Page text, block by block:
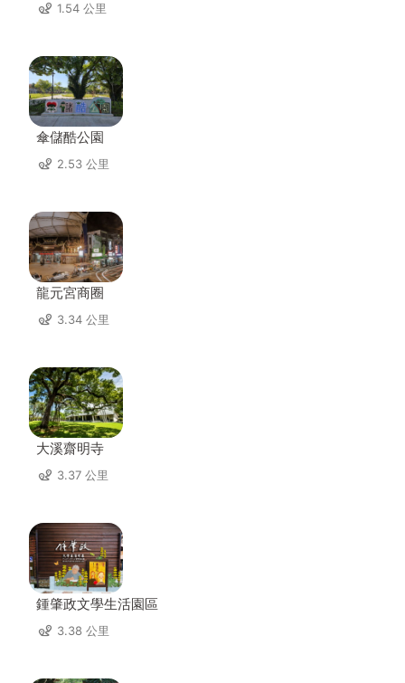
1.54 公里
傘儲酷公園
2.53 公里
龍元宮商圈
3.34 公里
大溪齋明寺
3.37 公里
鍾肇政文學生活園區
3.38 公里